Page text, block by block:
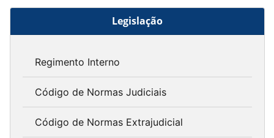
Legislação
Regimento Interno
Código de Normas Judiciais
Código de Normas Extrajudicial